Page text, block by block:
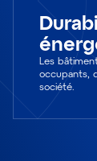
Les
occupants,
société.